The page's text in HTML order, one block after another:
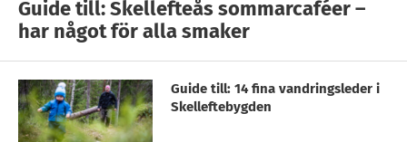
Guide till: Skellefteås sommarcaféer –
har något för alla smaker
Guide till: 14 fina vandringsleder i
Skelleftebygden